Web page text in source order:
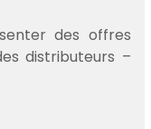
des offres
distributeurs –